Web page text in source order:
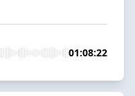
01:08:22